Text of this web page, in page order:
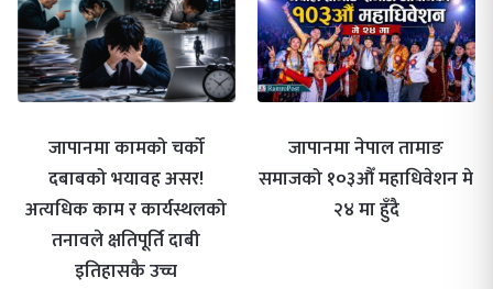
जापानमा कामको चर्को
दबाबको भयावह असर!
अत्यधिक काम र कार्यस्थलको
तनावले क्षतिपूर्ति दाबी
इतिहासकै उच्च
जापानमा नेपाल तामाङ
समाजको १०३औँ महाधिवेशन मे
२४ मा हुँदै